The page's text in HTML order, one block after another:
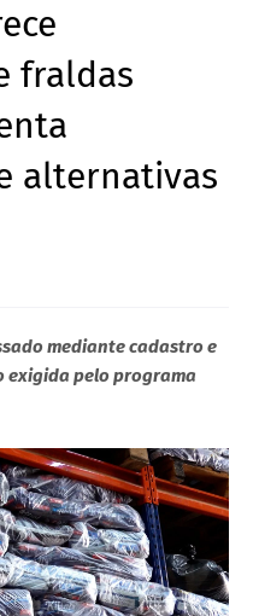
fraldas
alternativas
mediante cadastro e
exigida pelo programa